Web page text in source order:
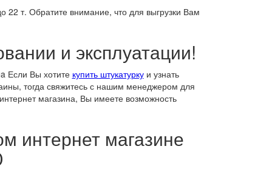
т. Обратите внимание, что для выгрузки Вам
и эксплуатации!
Если Вы хотите купить штукатуркуи узнать
тогда свяжитесь с нашим менеджером для
магазина, Вы имеете возможность
интернет магазине